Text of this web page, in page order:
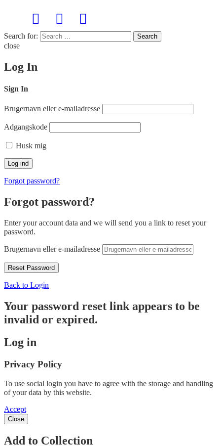
Search for: Search
close
Log In
Sign In
Brugernavn eller e-mailadresse
Adgangskode
Husk mig
Forgot password?
Forgot password?
Enter your account data and we will send you a link to reset your
password.
Brugernavn eller e-mailadresse
Back to Login
Your password reset link appears to be
invalid or expired.
Log in
Privacy Policy
To use social login you have to agree with the storage and handling
of your data by this website.
Accept
Close
Add to Collection